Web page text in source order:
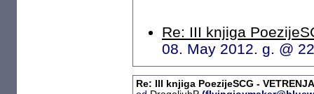
Re: III knjiga
08. May 2012. g. @
Re: III knjiga PoezijeSCG -